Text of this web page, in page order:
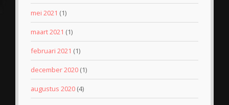
mei 2021 (1)
maart 2021 (1)
februari 2021 (1)
december 2020 (1)
augustus 2020 (4)